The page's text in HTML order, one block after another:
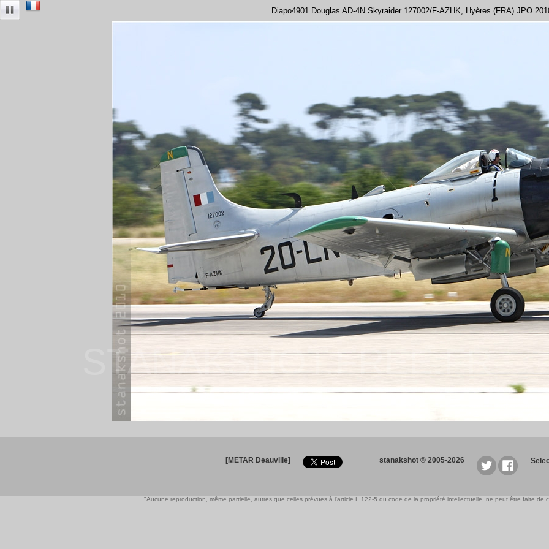
Diapo4901 Douglas AD-4N Skyraider 127002/F-AZHK, Hyères (FRA) JPO
STANAKSHOT.FREE.FR
[METAR Deauville] stanakshot © 2005-2026
"Aucune reproduction, même partielle, autres que celles prévues à l'article L 122-5 du code de la propriété intellectuelle, ne peut être faite de